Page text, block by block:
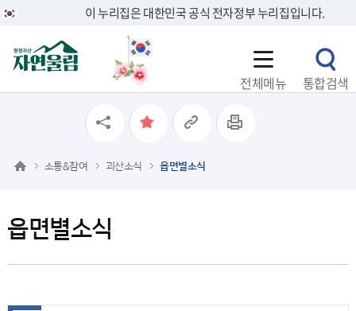
이 누리집은 대한민국 공식 전자정부 누리집입니다.
전체메뉴 통합검색
읍면별소식
소통&참여 괴산소식 읍면별소식